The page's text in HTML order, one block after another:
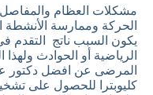
مشكلات العظام
الحركة وممارسة
يكون السبب ناتج التقدم
الرياضية أو الحوادث
المرضى عن افضل دكتور
كليوبترا للحصول على